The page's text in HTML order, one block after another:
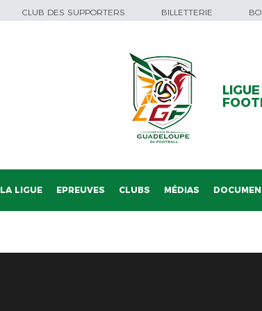
CLUB DES SUPPORTERS BILLETTERIE
LA LIGUE EPREUVES CLUBS MÉDIAS